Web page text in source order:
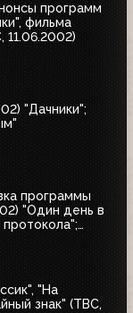
программ
фильма
11.06.2002)
"Дачники";
программы
"Один день в
"На
знак" (ТВС,